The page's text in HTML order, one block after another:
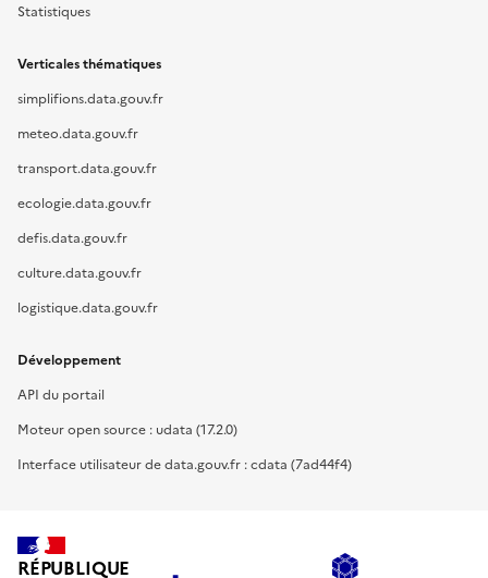
Statistiques
Verticales thématiques
simplifions.data.gouv.fr
meteo.data.gouv.fr
transport.data.gouv.fr
ecologie.data.gouv.fr
defis.data.gouv.fr
culture.data.gouv.fr
logistique.data.gouv.fr
Développement
API du portail
Moteur open source : udata (17.2.0)
Interface utilisateur de data.gouv.fr : cdata (7ad44f4)
RÉPUBLIQUE